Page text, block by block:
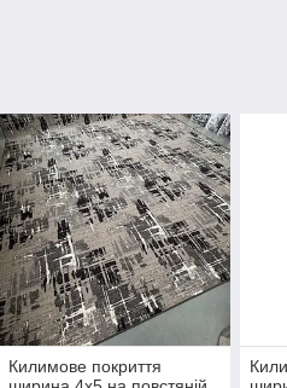
Килимове покриття